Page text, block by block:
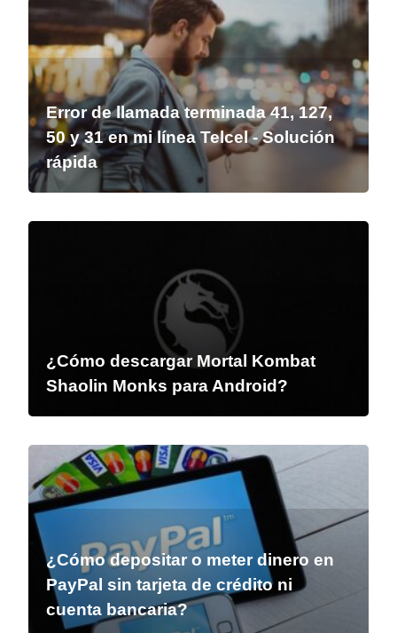
Error de llamada terminada 41, 127,
50 y 31 en mi línea Telcel - Solución
rápida
¿Cómo descargar Mortal Kombat
Shaolin Monks para Android?
¿Cómo depositar o meter dinero en
PayPal sin tarjeta de crédito ni
cuenta bancaria?